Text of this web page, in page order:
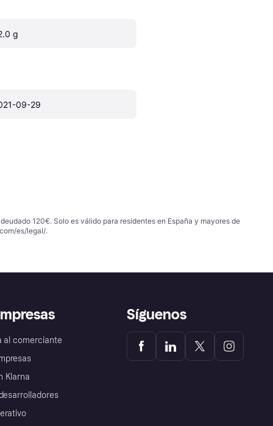
g
09-29
120€. Solo es válido para residentes en España y mayores de
es/legal/.
al comerciante
Klarna
Síguenos